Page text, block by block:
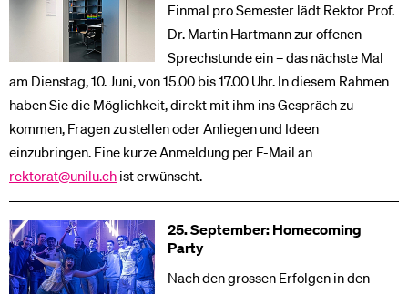
Einmal pro Semester lädt Rektor Prof.
Dr. Martin Hartmann zur offenen
Sprechstunde ein – das nächste Mal
am Dienstag, 10. Juni, von 15.00 bis 17.00 Uhr. In diesem Rahmen
haben Sie die Möglichkeit, direkt mit ihm ins Gespräch zu
kommen, Fragen zu stellen oder Anliegen und Ideen
einzubringen. Eine kurze Anmeldung per E-Mail an
rektorat@unilu.ch ist erwünscht.
25. September: Homecoming
Party
Nach den grossen Erfolgen in den